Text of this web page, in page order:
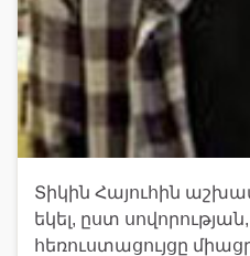
Տիկին Հայուհին
եկել, ըստ սովորության,
հեռուստացույցը